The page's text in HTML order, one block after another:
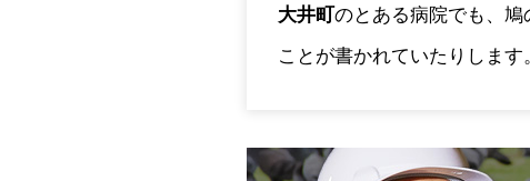
大井町のとある病院でも、
ことが書かれていたりします